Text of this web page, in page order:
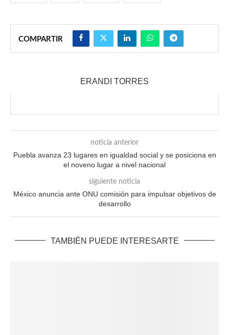
COMPARTIR
ERANDI TORRES
noticia anterior
Puebla avanza 23 lugares en igualdad social y se posiciona en
el noveno lugar a nivel nacional
siguiente noticia
México anuncia ante ONU comisión para impulsar objetivos de
desarrollo
TAMBIÉN PUEDE INTERESARTE